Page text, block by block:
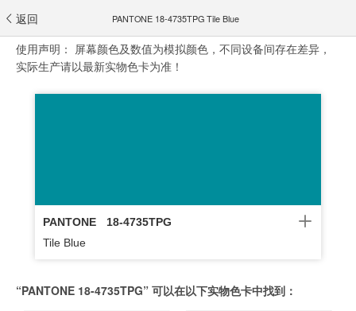
返回 PANTONE 18-4735TPG Tile Blue
使用声明： 屏幕颜色及数值为模拟颜色，不同设备间存在差异，
实际生产请以最新实物色卡为准！
PANTONE
18-4735TPG
Tile Blue
“PANTONE 18-4735TPG” 可以在以下实物色卡中找到：